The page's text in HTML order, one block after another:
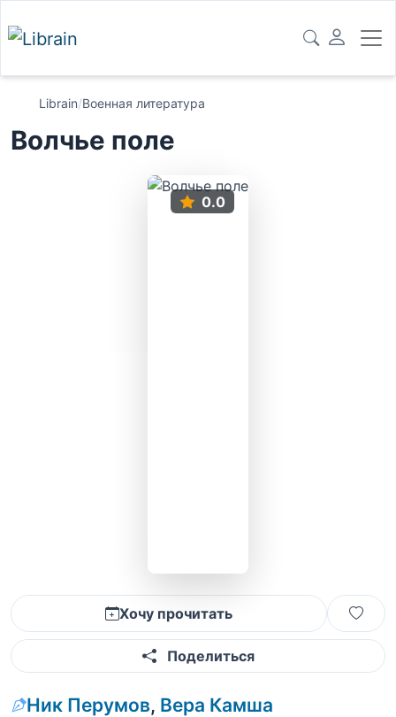
Librain/Военная литература
Волчье поле
0.0
Хочу прочитать
Поделиться
Ник Перумов, Вера Камша